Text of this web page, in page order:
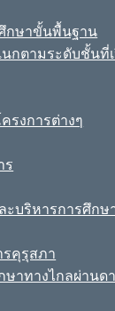
กษาขั้นพื้นฐาน
นกตามระดับชั้นที่
รงการต่างๆ
ร
ะบริหารการศึก
รคุรุสภา
ษาทางไกลผ่านด